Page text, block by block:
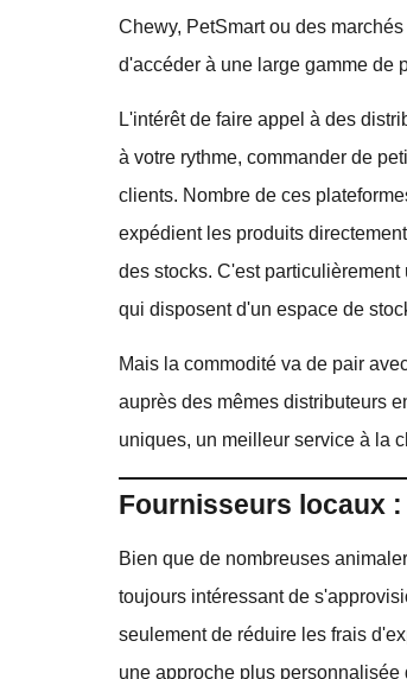
Chewy, PetSmart ou des
d'accéder à une large gamme de
L'intérêt de faire appel à des
à votre rythme, commander de
clients. Nombre de ces
expédient les produits
des stocks. C'est
qui disposent d'un espace de
Mais la commodité va de pair
auprès des mêmes distributeurs
uniques, un meilleur service à la
Fournisseurs locaux
Bien que de nombreuses
toujours intéressant de
seulement de réduire les frais
une approche plus